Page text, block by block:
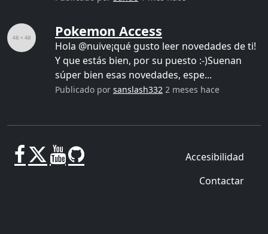
Pokemon Access
Hola @nuive¡qué gusto leer novedades de ti!
Y que estás bien, por su puesto :-)Suenan
súper bien esas novedades, espe...
Publicado por sanslash332 2 meses hace
Accesibilidad
Contactar